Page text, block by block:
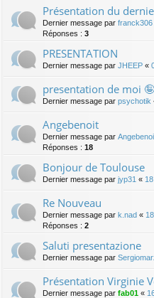
Présentation du
Dernier message par franck306
Réponses : 3
PRESENTATION
Dernier message par JHEEP «
presentation de moi 🤪
Dernier message par psychotik
Angebenoit
Dernier message par
Réponses : 18
Bonjour de Toulouse
Dernier message par jyp31 «
Re Nouveau
Dernier message par k.nad «
Réponses : 2
Saluti presentazione
Dernier message par
Présentation Virginie
Dernier message par fab01 «